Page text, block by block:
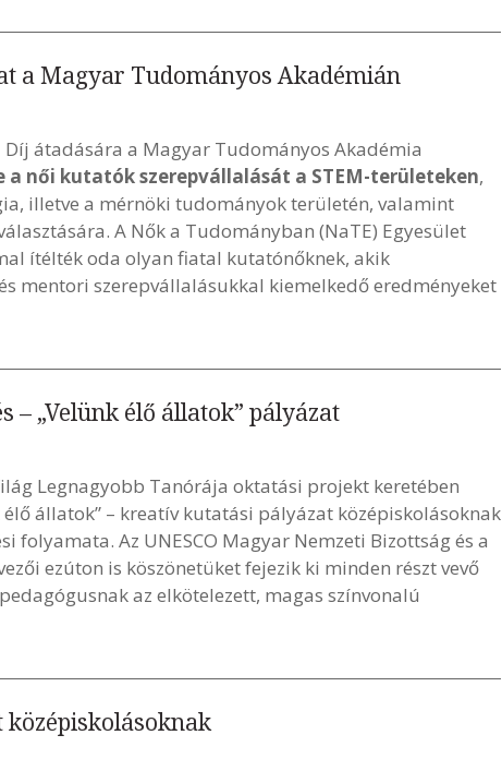
a Magyar Tudományos Akadémián
átadására a Magyar Tudományos Akadémia
női kutatók szerepvállalását a STEM-területeken,
illetve a mérnöki tudományok területén, valamint
A Nők a Tudományban (NaTE) Egyesület
ítélték oda olyan fiatal kutatónőknek, akik
mentori szerepvállalásukkal kiemelkedő eredményeket
– „Velünk élő állatok” pályázat
Legnagyobb Tanórája oktatási projekt keretében
állatok” – kreatív kutatási pályázat középiskolásoknak
folyamata. Az UNESCO Magyar Nemzeti Bizottság és a
ezúton is köszönetüket fejezik ki minden részt vevő
az elkötelezett, magas színvonalú
középiskolásoknak